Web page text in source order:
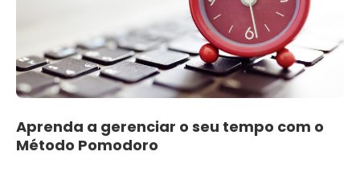
Aprenda a gerenciar o seu tempo com o
Método Pomodoro